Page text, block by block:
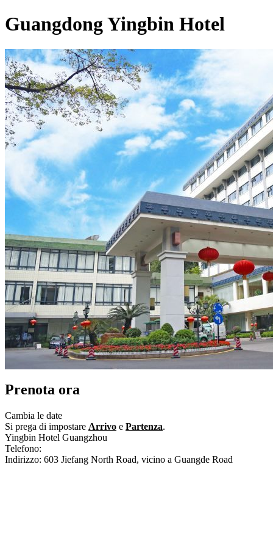
Guangdong Yingbin Hotel
Prenota ora
Cambia le date
Si prega di impostare Arrivo e Partenza.
Yingbin Hotel Guangzhou
Telefono:
Indirizzo: 603 Jiefang North Road, vicino a Guangde Road